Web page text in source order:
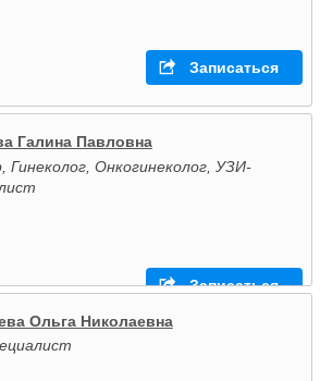
Записаться
Галина Павловна
Гинеколог, Онкогинеколог, УЗИ-
Записаться
Ольга Николаевна